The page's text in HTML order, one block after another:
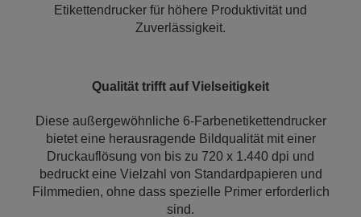
Etikettendrucker für höhere Produktivität und
Zuverlässigkeit.
Qualität trifft auf Vielseitigkeit
Diese außergewöhnliche 6-Farbenetikettendrucker
bietet eine herausragende Bildqualität mit einer
Druckauflösung von bis zu 720 x 1.440 dpi und
bedruckt eine Vielzahl von Standardpapieren und
Filmmedien, ohne dass spezielle Primer erforderlich
sind.